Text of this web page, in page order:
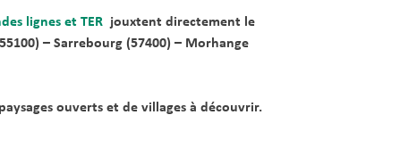
lignes et TER jouxtent directement le
– Sarrebourg (57400) – Morhange
ouverts et de villages à découvrir.